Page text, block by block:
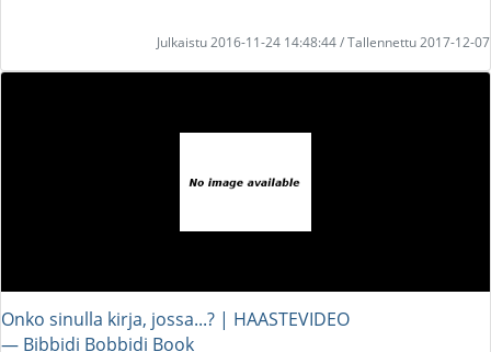
Julkaistu 2016-11-24 14:48:44 / Tallennettu 2017-12-07
Onko sinulla kirja, jossa...? | HAASTEVIDEO
― Bibbidi Bobbidi Book